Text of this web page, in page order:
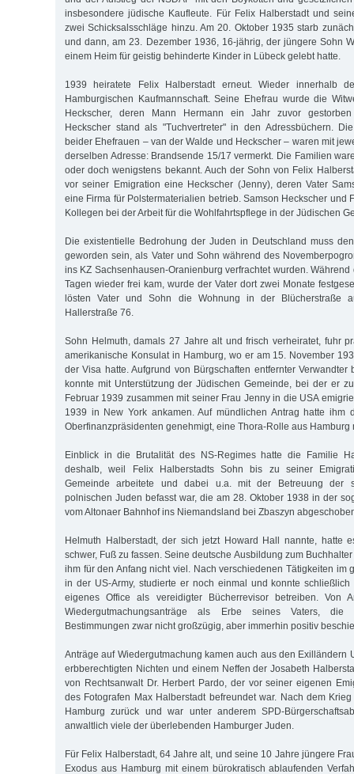
insbesondere jüdische Kaufleute. Für Felix Halberstadt und
zwei Schicksalsschläge hinzu. Am 20. Oktober 1935 starb
und dann, am 23. Dezember 1936, 16-jährig, der jüngere Sohn
einem Heim für geistig behinderte Kinder in Lübeck gelebt hatte.
1939 heiratete Felix Halberstadt erneut. Wieder innerhalb
Hamburgischen Kaufmannschaft. Seine Ehefrau wurde die
Heckscher, deren Mann Hermann ein Jahr zuvor
Heckscher stand als "Tuchvertreter" in den Adressbüchern.
beider Ehefrauen – van der Walde und Heckscher – waren mit
derselben Adresse: Brandsende 15/17 vermerkt. Die Familien
oder doch wenigstens bekannt. Auch der Sohn von Felix
vor seiner Emigration eine Heckscher (Jenny), deren Vater
eine Firma für Polstermaterialien betrieb. Samson Heckscher und
Kollegen bei der Arbeit für die Wohlfahrtspflege in der Jüdischen
Die existentielle Bedrohung der Juden in Deutschland muss
geworden sein, als Vater und Sohn während des
ins KZ Sachsenhausen-Oranienburg verfrachtet wurden.
Tagen wieder frei kam, wurde der Vater dort zwei Monate
lösten Vater und Sohn die Wohnung in der Blücherstraße
Hallerstraße 76.
Sohn Helmuth, damals 27 Jahre alt und frisch verheiratet, fuhr
amerikanische Konsulat in Hamburg, wo er am 15. November
der Visa hatte. Aufgrund von Bürgschaften entfernter
konnte mit Unterstützung der Jüdischen Gemeinde, bei der er
Februar 1939 zusammen mit seiner Frau Jenny in die USA
1939 in New York ankamen. Auf mündlichen Antrag hatte ihm
Oberfinanzpräsidenten genehmigt, eine Thora-Rolle aus Hamburg
Einblick in die Brutalität des NS-Regimes hatte die Familie
deshalb, weil Felix Halberstadts Sohn bis zu seiner
Gemeinde arbeitete und dabei u.a. mit der Betreuung der
polnischen Juden befasst war, die am 28. Oktober 1938 in der
vom Altonaer Bahnhof ins Niemandsland bei Zbaszyn
Helmuth Halberstadt, der sich jetzt Howard Hall nannte, hatte
schwer, Fuß zu fassen. Seine deutsche Ausbildung zum
ihm für den Anfang nicht viel. Nach verschiedenen Tätigkeiten im
in der US-Army, studierte er noch einmal und konnte
eigenes Office als vereidigter Bücherrevisor betreiben. Von
Wiedergutmachungsanträge als Erbe seines Vaters,
Bestimmungen zwar nicht großzügig, aber immerhin positiv
Anträge auf Wiedergutmachung kamen auch aus den Exilländern
erb­berechtigten Nichten und einem Neffen der Josabeth
von Rechtsanwalt Dr. Herbert Pardo, der vor seiner eigenen
des Fotografen Max Halberstadt befreundet war. Nach dem
Hamburg zurück und war unter anderem SPD-
anwaltlich viele der überlebenden Hamburger Juden.
Für Felix Halberstadt, 64 Jahre alt, und seine 10 Jahre jüngere
Exodus aus Hamburg mit einem bürokratisch ablaufenden